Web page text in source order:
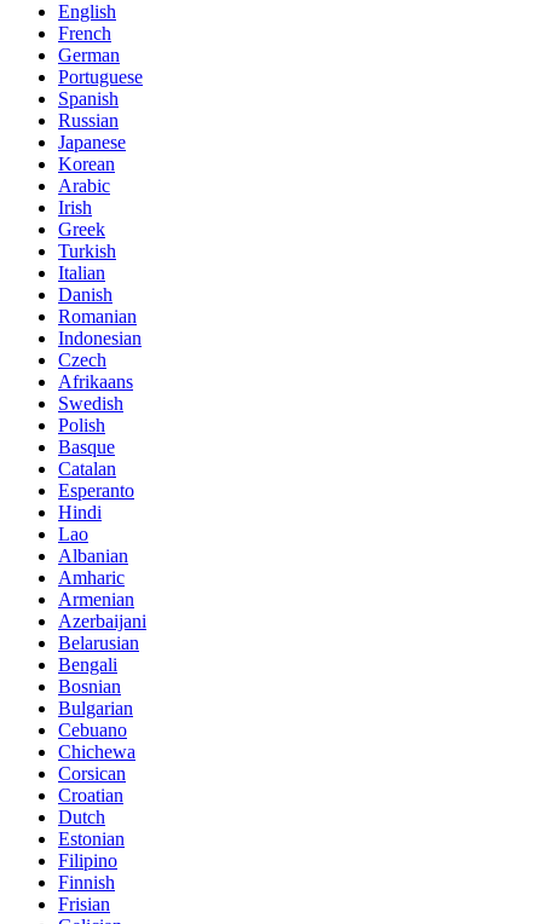
English
French
German
Portuguese
Spanish
Russian
Japanese
Korean
Arabic
Irish
Greek
Turkish
Italian
Danish
Romanian
Indonesian
Czech
Afrikaans
Swedish
Polish
Basque
Catalan
Esperanto
Hindi
Lao
Albanian
Amharic
Armenian
Azerbaijani
Belarusian
Bengali
Bosnian
Bulgarian
Cebuano
Chichewa
Corsican
Croatian
Dutch
Estonian
Filipino
Finnish
Frisian